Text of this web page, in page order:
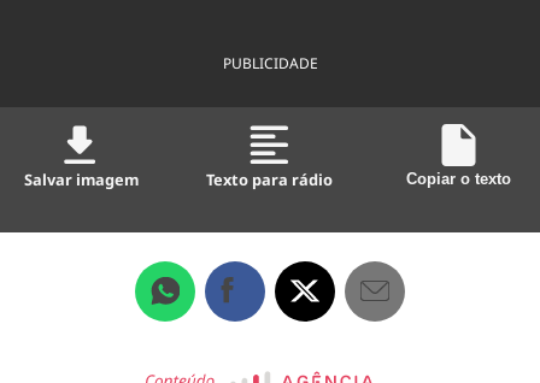
PUBLICIDADE
Salvar imagem Texto para rádio Copiar o texto